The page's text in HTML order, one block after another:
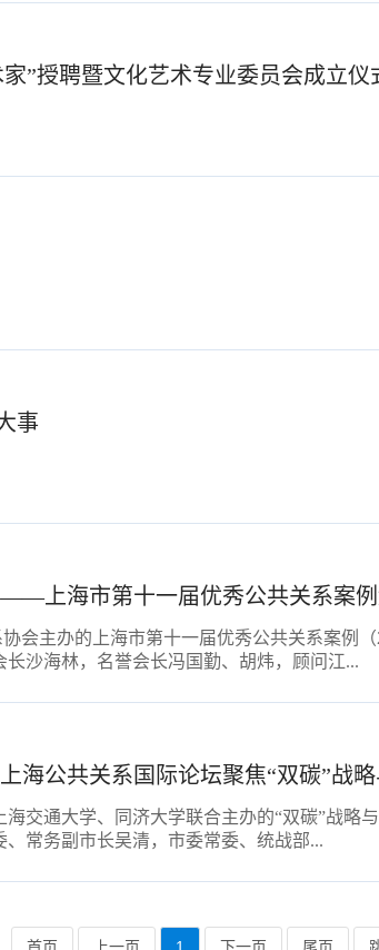
”授聘暨文化艺术专业委员会成立仪
事
上海市第十一届优秀公共关系案
协会主办的上海市第十一届优秀公共关系案例
沙海林，名誉会长冯国勤、胡炜，顾问江...
海公共关系国际论坛聚焦“双碳”战
交通大学、同济大学联合主办的“双碳”战
常务副市长吴清，市委常委、统战部...
首页 上一页 1 下一页 尾页